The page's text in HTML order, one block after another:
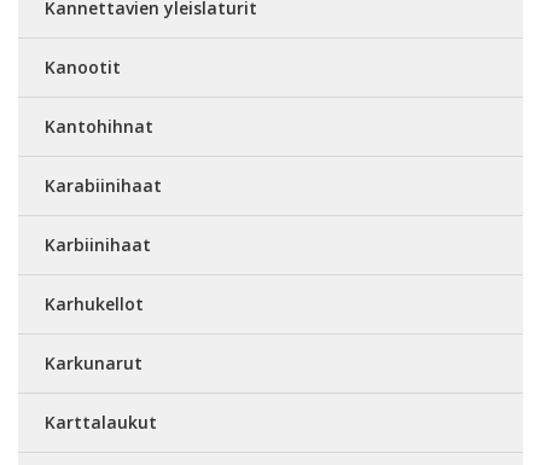
Kannettavien yleislaturit
Kanootit
Kantohihnat
Karabiinihaat
Karbiinihaat
Karhukellot
Karkunarut
Karttalaukut